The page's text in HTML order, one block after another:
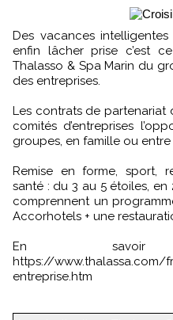
Des vacances intelligentes pour prendre soin de soi et
enfin lâcher prise c’est
Thalasso & Spa Marin du
des entreprises.
Les contrats de partenariat
comités d’entreprises
groupes, en famille ou entre
Remise en forme, sport,
santé : du 3 au 5 étoiles,
comprennent un
Accorhotels + une
En
https://www.thalassa.com/
entreprise.htm